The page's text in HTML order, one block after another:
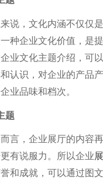
，文化内涵不仅仅是
种企业文化价值，是
业文化主题介绍，可
认识，对企业的产品
业品味和档次。
题
，企业展厅的内容再
有说服力。所以企业
和成就，可以通过图